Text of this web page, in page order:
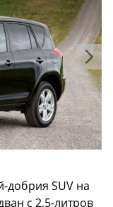
добрия SUV на
с 2,5-литров